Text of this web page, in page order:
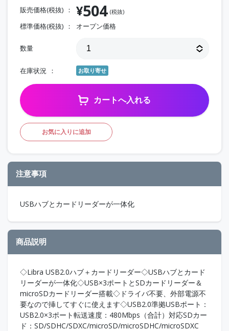
販売価格(税抜) ¥504 (税抜)
標準価格(税抜) オープン価格
数量
在庫状況 お取り寄せ
カートへ入れる
お気に入りに追加
注意事項
USBハブとカードリーダーが一体化
商品説明
◇Libra USB2.0ハブ＋カードリーダー◇USBハブとカード
リーダーが一体化◇USB×3ポートとSDカードリーダー＆
microSDカードリーダー搭載◇ドライバ不要、外部電源不
要なので挿してすぐに使えます◇USB2.0準拠USBポート：
USB2.0×3ポート転送速度：480Mbps（合計）対応SDカー
ド：SD/SDHC/SDXC/microSD/microSDHC/microSDXC